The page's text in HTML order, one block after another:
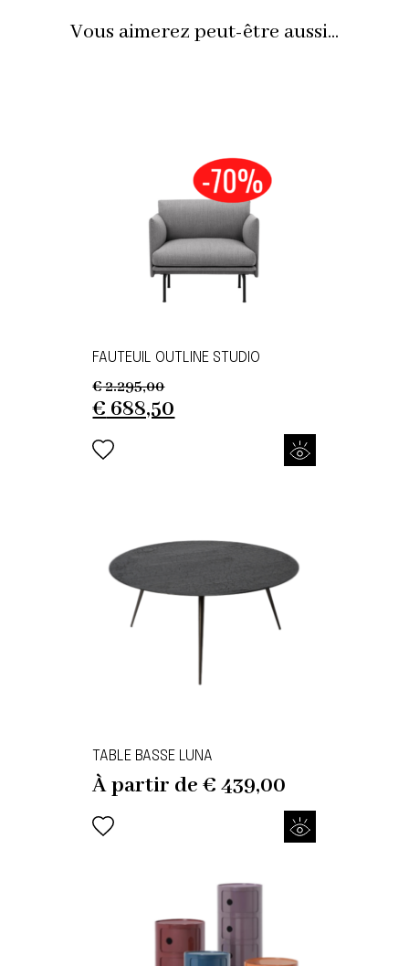
Vous aimerez peut-être aussi...
FAUTEUIL OUTLINE STUDIO
€2.295,00
Original
was:
€ 688,50
TABLE BASSE LUNA
À partir de€ 439,00